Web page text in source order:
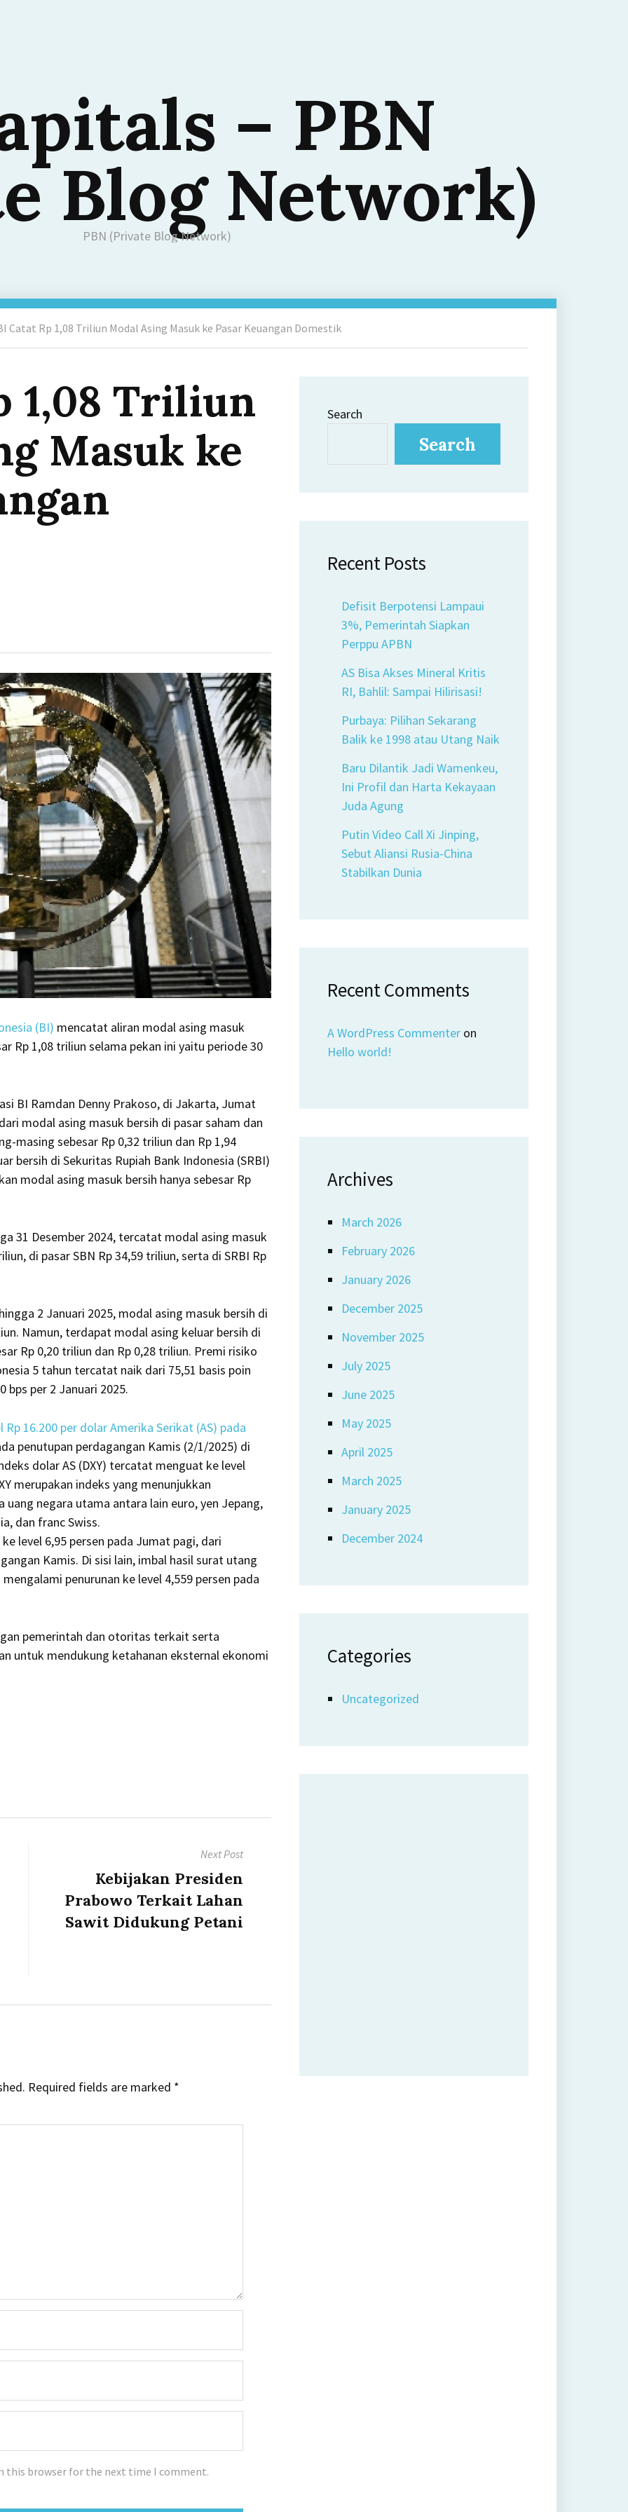
– PBN
Blog Network)
PBN (Private Blog Network)
Catat Rp 1,08 Triliun Modal Asing Masuk ke Pasar Keuangan Domestik
1,08 Triliun
Masuk ke
(BI) mencatat aliran modal asing masuk
Rp 1,08 triliun selama pekan ini yaitu periode 30
BI Ramdan Denny Prakoso, di Jakarta, Jumat
modal asing masuk bersih di pasar saham dan
masing sebesar Rp 0,32 triliun dan Rp 1,94
bersih di Sekuritas Rupiah Bank Indonesia (SRBI)
modal asing masuk bersih hanya sebesar Rp
31 Desember 2024, tercatat modal asing masuk
di pasar SBN Rp 34,59 triliun, serta di SRBI Rp
2 Januari 2025, modal asing masuk bersih di
Namun, terdapat modal asing keluar bersih di
Rp 0,20 triliun dan Rp 0,28 triliun. Premi risiko
5 tahun tercatat naik dari 75,51 basis poin
bps per 2 Januari 2025.
16.200 per dolar Amerika Serikat (AS) pada
penutupan perdagangan Kamis (2/1/2025) di
dolar AS (DXY) tercatat menguat ke level
merupakan indeks yang menunjukkan
negara utama antara lain euro, yen Jepang,
dan franc Swiss.
level 6,95 persen pada Jumat pagi, dari
Kamis. Di sisi lain, imbal hasil surat utang
penurunan ke level 4,559 persen pada
pemerintah dan otoritas terkait serta
untuk mendukung ketahanan eksternal ekonomi
Next Post
post:
Kebijakan Presiden
Prabowo Terkait Lahan
Sawit Didukung Petani
Required fields are marked *
this browser for the next time I comment.
Search
Search
Recent Posts
Defisit Berpotensi Lampaui
3%, Pemerintah Siapkan
Perppu APBN
AS Bisa Akses Mineral Kritis
RI, Bahlil: Sampai Hilirisasi!
Purbaya: Pilihan Sekarang
Balik ke 1998 atau Utang Naik
Baru Dilantik Jadi Wamenkeu,
Ini Profil dan Harta Kekayaan
Juda Agung
Putin Video Call Xi Jinping,
Sebut Aliansi Rusia-China
Stabilkan Dunia
Recent Comments
A WordPress Commenter on
Hello world!
Archives
March 2026
February 2026
January 2026
December 2025
November 2025
July 2025
June 2025
May 2025
April 2025
March 2025
January 2025
December 2024
Categories
Uncategorized